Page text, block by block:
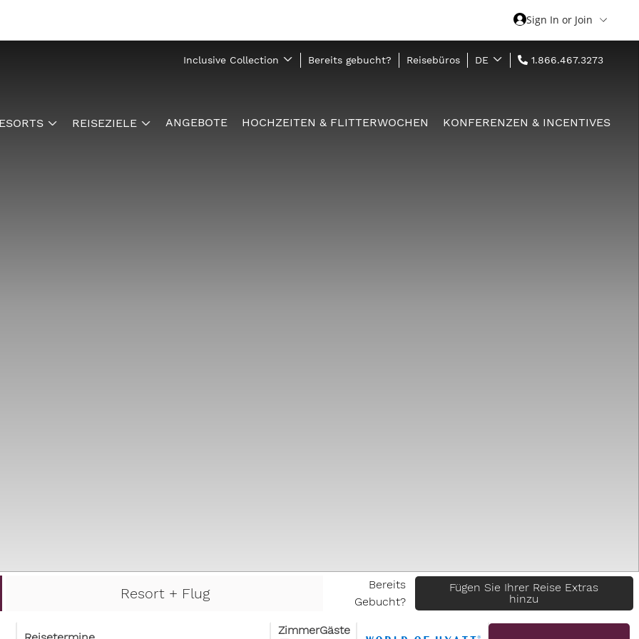
Sign In or Join
Inclusive Collection Bereits gebucht? Reisebüros DE 1.866.467.3273
REISEZIELE ANGEBOTE HOCHZEITEN & FLITTERWOCHEN KONFERENZEN & INCENTIVES
Resort + Flug
Bereits
Gebucht?
Fügen Sie Ihrer Reise Extras
hinzu
ZimmerGäste